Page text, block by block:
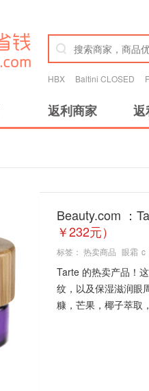
HBX Baltini CLOSED
返利商家 返
Beauty.com ：
￥232元）
标签： 热卖商品 眼霜 c
Tarte 的热卖产品！
纹，以及保湿滋润眼
糠，芒果，椰子萃取